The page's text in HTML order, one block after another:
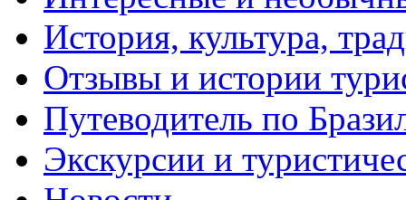
История, культура,
Отзывы и истории
Путеводитель по
Экскурсии и